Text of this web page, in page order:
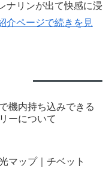
ナリンが出て快感に浸
介ページで続きを見
機内持ち込みできる
ーについて
マップ｜チベット